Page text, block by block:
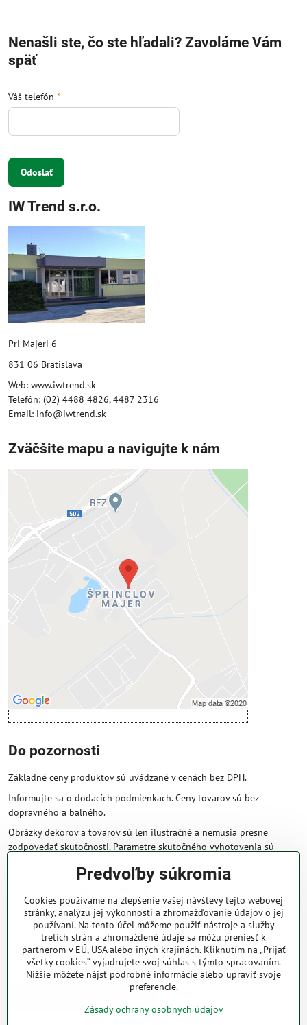
Nenašli ste, čo ste hľadali? Zavoláme Vám
späť
Váš telefón *
Odoslať
IW Trend s.r.o.
Pri Majeri 6
831 06 Bratislava
Web: www.iwtrend.sk
Telefón: (02) 4488 4826, 4487 2316
Email: info@iwtrend.sk
Zväčšite mapu a navigujte k nám
Externý obsah je blokovaný
Prajete si načítať externý obsah?
Povoliť tentokrát
Povoliť a zapamätať - súhlas s druhom
cookie: Funkčné
Otvoriť obsah v novom okne
Do pozornosti
Základné ceny produktov sú uvádzané v cenách bez DPH.
Informujte sa o dodacích podmienkach. Ceny tovarov sú bez
dopravného a balného.
Obrázky dekorov a tovarov sú len ilustračné a nemusia presne
zodpovedať skutočnosti. Parametre skutočného vyhotovenia sú
Obchodné podmienky
Naše obchodné podmienky zaručujú bezproblémové spracovanie
Vašej zakázky online.
V prípade, že máte s nami už dojednané obchodné podmienky, ceny a
zľavy z minulosti, platia tie, ktoré sú pre Vás výhodnejšie.
Predvoľby súkromia
Cookies používame na zlepšenie vašej návštevy tejto webovej
stránky, analýzu jej výkonnosti a zhromažďovanie údajov o jej
používaní. Na tento účel môžeme použiť nástroje a služby
tretích strán a zhromaždené údaje sa môžu preniesť k
partnerom v EÚ, USA alebo iných krajinách. Kliknutím na „Prijať
všetky cookies“ vyjadrujete svoj súhlas s týmto spracovaním.
Nižšie môžete nájsť podrobné informácie alebo upraviť svoje
preferencie.
Zásady ochrany osobných údajov